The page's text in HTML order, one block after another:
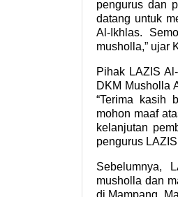
pengurus dan
datang untuk
Al-Ikhlas.
musholla,” ujar
Pihak LAZIS
DKM Musholla
“Terima kasih
mohon maaf
kelanjutan
pengurus
Sebelumnya,
musholla dan